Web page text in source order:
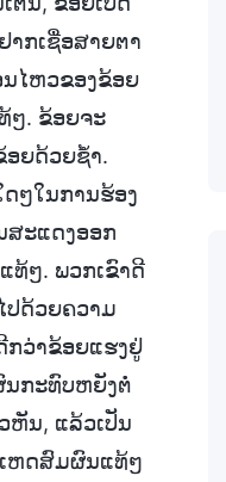
າກເຊື່ອສາຍຕາ
ນໄຫວຂອງຂ້ອຍ
ໆ. ຂ້ອຍຈະ
ຍດ້ວຍຊ້ຳ.
ໆໃນການຮ້ອງ
ສະແດງອອກ
ທ້ໆ. ພວກເຂົາດີ
ປດ້ວຍຄວາມ
ກວ່າຂ້ອຍແຮງຢູ່
ນກະທົບຫຍັງຕໍ່
ຫັນ, ແລ້ວເປັນ
ຫດສົມຜົນແທ້ໆ